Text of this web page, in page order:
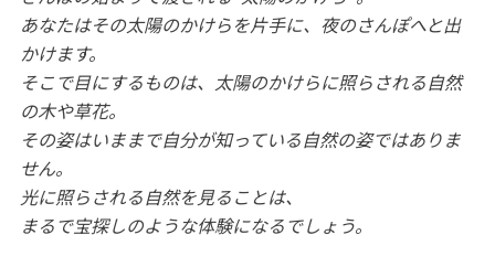
あなたはその太陽のかけらを片手に、夜のさんぽへと出
かけます。
そこで目にするものは、太陽のかけらに照らされる自然
の木や草花。
その姿はいままで自分が知っている自然の姿ではありま
せん。
光に照らされる自然を見ることは、
まるで宝探しのような体験になるでしょう。